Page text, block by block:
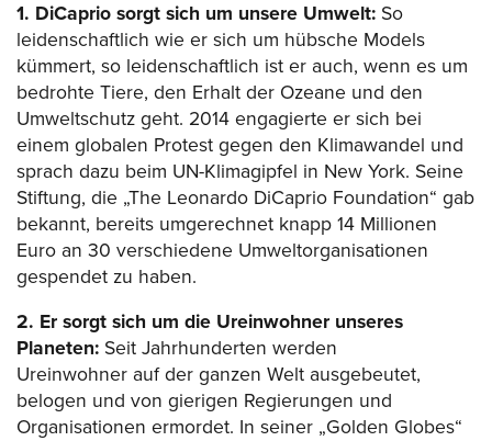
1. DiCaprio sorgt sich um unsere Umwelt: So
leidenschaftlich wie er sich um hübsche Models
kümmert, so leidenschaftlich ist er auch, wenn es um
bedrohte Tiere, den Erhalt der Ozeane und den
Umweltschutz geht. 2014 engagierte er sich bei
einem globalen Protest gegen den Klimawandel und
sprach dazu beim UN-Klimagipfel in New York. Seine
Stiftung, die „The Leonardo DiCaprio Foundation“ gab
bekannt, bereits umgerechnet knapp 14 Millionen
Euro an 30 verschiedene Umweltorganisationen
gespendet zu haben.
2. Er sorgt sich um die Ureinwohner unseres
Planeten: Seit Jahrhunderten werden
Ureinwohner auf der ganzen Welt ausgebeutet,
belogen und von gierigen Regierungen und
Organisationen ermordet. In seiner „Golden Globes“